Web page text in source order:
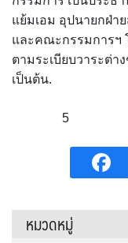
แย้มเอม อุปนายกฝ่า
และคณะกรรมการฯ
ตามระเบียบวาระต่
เป็นต้น.
5
หมวดหมู่